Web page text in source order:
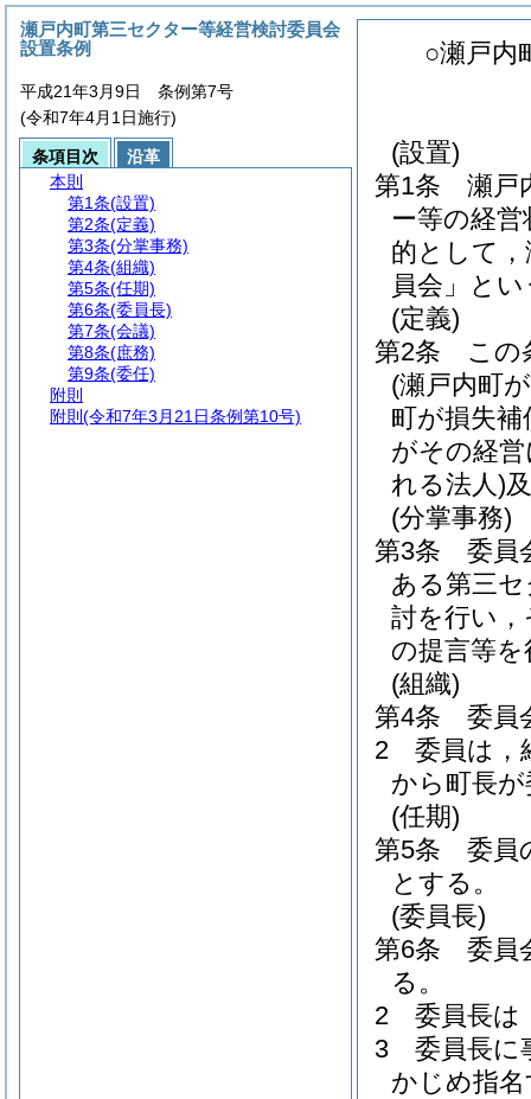
○瀬戸内
(設置)
第1条
瀬戸
ー等の経
的として
員会」と
(定義)
第2条
この
(瀬戸内町
町が損失
がその経
れる法人)
(分掌事務)
第3条
委員
ある第三
討を行い
の提言等を
(組織)
第4条
委員
2
委員は，
から町長
(任期)
第5条
委員
とする。
(委員長)
第6条
委員
る。
2
委員長は
3
委員長に
かじめ指
瀬戸内町第三セクター等経営検討委員会
設置条例
平成21年3月9日 条例第7号
(令和7年4月1日施行)
条項目次
沿革
本則
第1条(設置)
第2条(定義)
第3条(分掌事務)
第4条(組織)
第5条(任期)
第6条(委員長)
第7条(会議)
第8条(庶務)
第9条(委任)
附則
附則 (令和7年3月21日条例第10号)